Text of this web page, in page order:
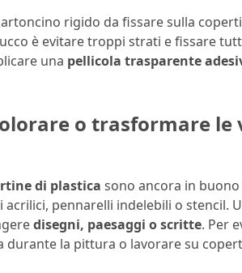
rigido da fissare sulla
è evitare troppi strati e fissare
una pellicola trasparente
o trasformare le
di plastica sono ancora in
acrilici, pennarelli indelebili o stencil.
disegni, paesaggi o scritte. Per
la pittura o lavorare su